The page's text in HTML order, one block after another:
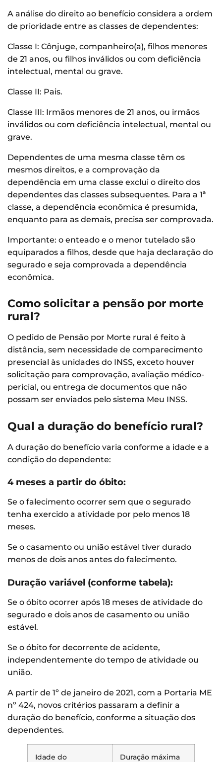
A análise do direito ao benefício considera a ordem
de prioridade entre as classes de dependentes:
Classe I: Cônjuge, companheiro(a), filhos menores
de 21 anos, ou filhos inválidos ou com deficiência
intelectual, mental ou grave.
Classe II: Pais.
Classe III: Irmãos menores de 21 anos, ou irmãos
inválidos ou com deficiência intelectual, mental ou
grave.
Dependentes de uma mesma classe têm os
mesmos direitos, e a comprovação da
dependência em uma classe exclui o direito dos
dependentes das classes subsequentes. Para a 1ª
classe, a dependência econômica é presumida,
enquanto para as demais, precisa ser comprovada.
Importante: o enteado e o menor tutelado são
equiparados a filhos, desde que haja declaração do
segurado e seja comprovada a dependência
econômica.
Como solicitar a pensão por morte
rural?
O pedido de Pensão por Morte rural é feito à
distância, sem necessidade de comparecimento
presencial às unidades do INSS, exceto houver
solicitação para comprovação, avaliação médico-
pericial, ou entrega de documentos que não
possam ser enviados pelo sistema Meu INSS.
Qual a duração do benefício rural?
A duração do benefício varia conforme a idade e a
condição do dependente:
4 meses a partir do óbito:
Se o falecimento ocorrer sem que o segurado
tenha exercido a atividade por pelo menos 18
meses.
Se o casamento ou união estável tiver durado
menos de dois anos antes do falecimento.
Duração variável (conforme tabela):
Se o óbito ocorrer após 18 meses de atividade do
segurado e dois anos de casamento ou união
estável.
Se o óbito for decorrente de acidente,
independentemente do tempo de atividade ou
união.
A partir de 1º de janeiro de 2021, com a Portaria ME
nº 424, novos critérios passaram a definir a
duração do benefício, conforme a situação dos
dependentes.
Idade do
Duração máxima